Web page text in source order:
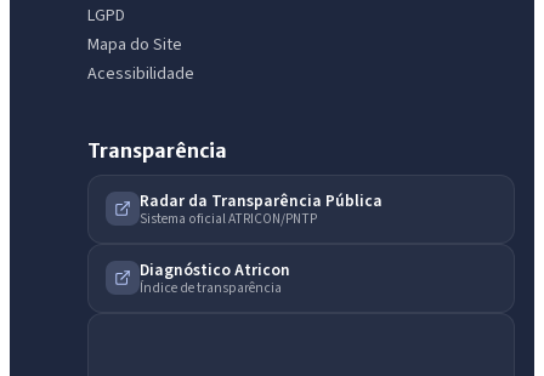
LGPD
Mapa do Site
Acessibilidade
Transparência
Radar da Transparência Pública
Sistema oficial ATRICON/PNTP
Diagnóstico Atricon
Índice de transparência